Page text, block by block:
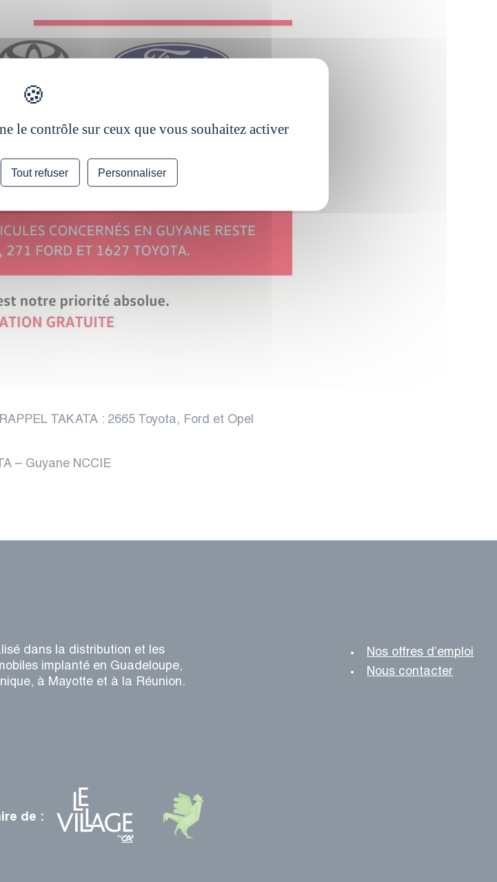
TAKATA : 2665 Toyota, Ford et Opel
– Guyane NCCIE
dans la distribution et les
implanté en Guadeloupe,
à Mayotte et à la Réunion.
Nos offres d’emploi
Nous contacter
de :
le contrôle sur ceux que vous souhaitez activer
Tout refuser Personnaliser